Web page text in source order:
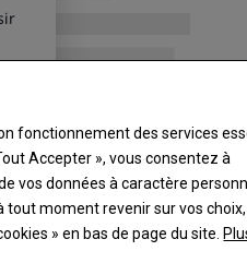
mixte X mâle race à viande
X mâle race mixte),
07/08, Grossiste, violet, sec,
80 mm , FranceAgriMer - RNM
fonctionnement des services
Accepter », vous consentez à
vos données à caractère
moment revenir sur vos
» en bas de page du site.